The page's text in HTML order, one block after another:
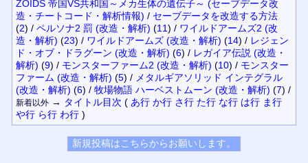
ZOIDS 帝国VS共和国～メカ生体の遺伝子～ (セーブデータ改
造・チートコード・解析情報) / セーブデータを改造する方法
(2) / ペルソナ2 罰 (改造・解析) (11) / ワイルドアームズ2 (改
造・解析) (23) / ワイルドアームズ (改造・解析) (14) / レジェン
ド・オブ・ドラグーン (改造・解析) (6) / レガイア伝説 (改造・
解析) (9) / モンスターファーム2 (改造・解析) (10) / モンスター
ファーム (改造・解析) (5) / メタルギアソリッド インテグラル
(改造・解析) (6) / 牧場物語 ハーベストムーン (改造・解析) (7) /
新着以外 → タイトル目次 ( あ行 か行 さ行 た行 な行 は行 ま行
や行 ら行 わ行 )